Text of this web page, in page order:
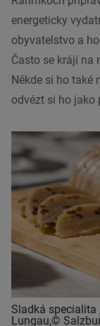
energeticky
obyvatelstvo a
Často se krájí na
Někde si ho také
odvézt si ho jako
Sladká specialita
Lungau,©